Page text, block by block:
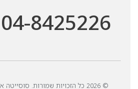
04-8425226
© 2026 כל הזכויות שמורות.